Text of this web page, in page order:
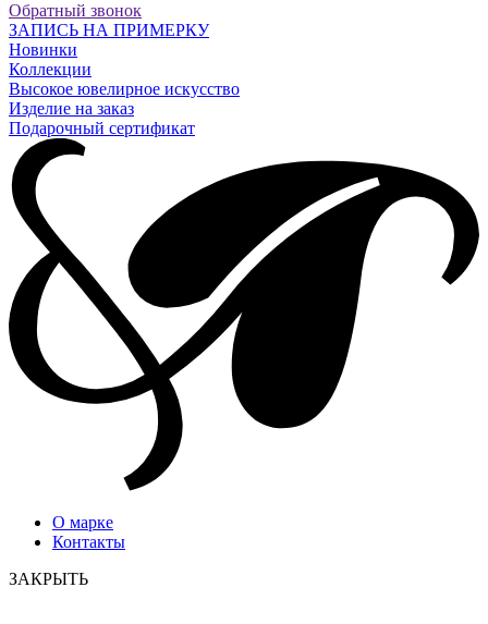
Обратный звонок
ЗАПИСЬ НА ПРИМЕРКУ
Новинки
Коллекции
Высокое ювелирное искусство
Изделие на заказ
Подарочный сертификат
О марке
Контакты
ЗАКРЫТЬ